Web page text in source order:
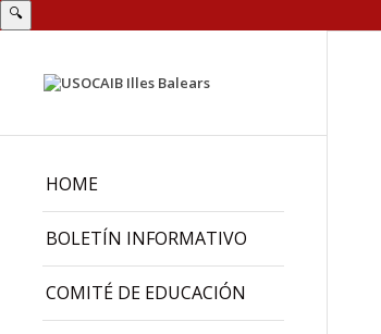
🔍
HOME
BOLETÍN INFORMATIVO
COMITÉ DE EDUCACIÓN